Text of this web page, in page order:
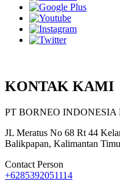
KONTAK KAMI
PT BORNEO
JL Meratus No 68 Rt 44
Balikpapan, Kalimantan
Contact Person
+6285392051114